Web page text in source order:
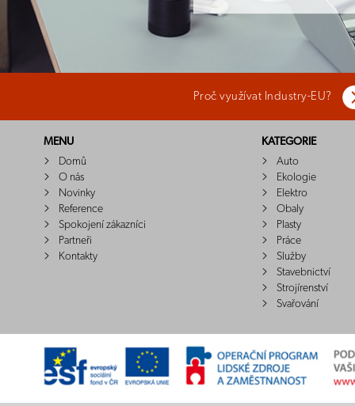
Proč využívat Industry-EU?
MENU
Domů
O nás
Novinky
Reference
Spokojení zákazníci
Partneři
Kontakty
KATEGORIE
Auto
Ekologie
Elektro
Obaly
Plasty
Práce
Služby
Stavebnictví
Strojírenství
Svařování